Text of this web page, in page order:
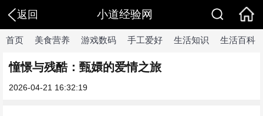
返回 小道经验网
首页 美食营养 游戏数码 手工爱好 生活知识 生活百科
憧憬与残酷：甄嬛的爱情之旅
2026-04-21 16:32:19